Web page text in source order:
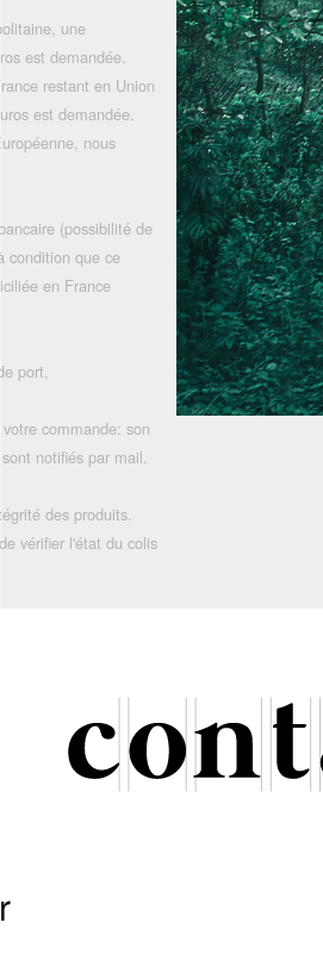
une
est demandée.
restant en Union
est demandée.
nous
(possibilité de
condition que ce
en France
port,
commande: son
notifiés par mail.
des produits.
vérifier l'état du colis